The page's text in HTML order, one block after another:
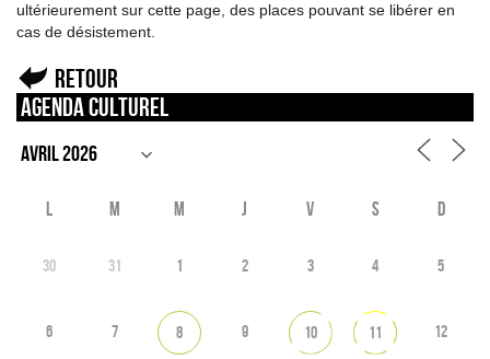
ultérieurement sur cette page, des places pouvant se libérer en
cas de désistement.
Retour
Agenda culturel
L M M J V S D
30 31 1 2 3 4 5
6 7 8 9 10 11 12